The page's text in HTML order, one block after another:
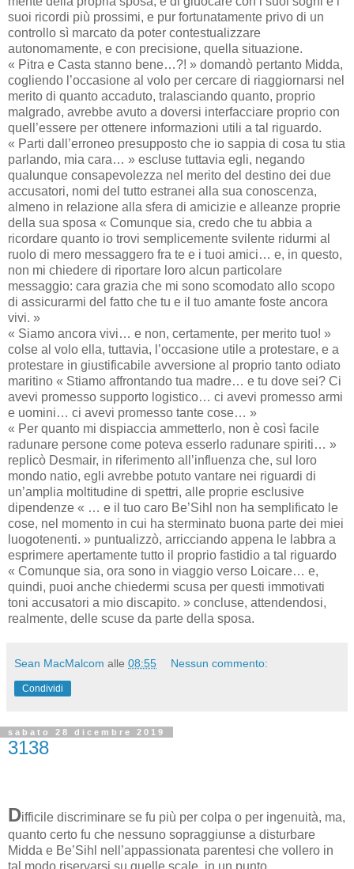
suoi ricordi più prossimi, e pur fortunatamente privo di un
controllo sì marcato da poter contestualizzare
autonomamente, e con precisione, quella situazione.
« Pitra e Casta stanno bene…?! » domandò pertanto Midda,
cogliendo l’occasione al volo per cercare di riaggiornarsi nel
merito di quanto accaduto, tralasciando quanto, proprio
malgrado, avrebbe avuto a doversi interfacciare proprio con
quell’essere per ottenere informazioni utili a tal riguardo.
« Parti dall’erroneo presupposto che io sappia di cosa tu stia
parlando, mia cara… » escluse tuttavia egli, negando
qualunque consapevolezza nel merito del destino dei due
accusatori, nomi del tutto estranei alla sua conoscenza,
almeno in relazione alla sfera di amicizie e alleanze proprie
della sua sposa « Comunque sia, credo che tu abbia a
ricordare quanto io trovi semplicemente svilente ridurmi al
ruolo di mero messaggero fra te e i tuoi amici… e, in questo,
non mi chiedere di riportare loro alcun particolare
messaggio: cara grazia che mi sono scomodato allo scopo
di assicurarmi del fatto che tu e il tuo amante foste ancora
vivi. »
« Siamo ancora vivi… e non, certamente, per merito tuo! »
colse al volo ella, tuttavia, l’occasione utile a protestare, e a
protestare in giustificabile avversione al proprio tanto odiato
maritino « Stiamo affrontando tua madre… e tu dove sei? Ci
avevi promesso supporto logistico… ci avevi promesso armi
e uomini… ci avevi promesso tante cose… »
« Per quanto mi dispiaccia ammetterlo, non è così facile
radunare persone come poteva esserlo radunare spiriti… »
replicò Desmair, in riferimento all’influenza che, sul loro
mondo natio, egli avrebbe potuto vantare nei riguardi di
un’amplia moltitudine di spettri, alle proprie esclusive
dipendenze « … e il tuo caro Be’Sihl non ha semplificato le
cose, nel momento in cui ha sterminato buona parte dei miei
luogotenenti. » puntualizzò, arricciando appena le labbra a
esprimere apertamente tutto il proprio fastidio a tal riguardo
« Comunque sia, ora sono in viaggio verso Loicare… e,
quindi, puoi anche chiedermi scusa per questi immotivati
toni accusatori a mio discapito. » concluse, attendendosi,
realmente, delle scuse da parte della sposa.
Sean MacMalcom alle 08:55 Nessun commento:
Condividi
sabato 28 dicembre 2019
3138
Difficile discriminare se fu più per colpa o per ingenuità, ma,
quanto certo fu che nessuno sopraggiunse a disturbare
Midda e Be’Sihl nell’appassionata parentesi che vollero in
tal modo riservarsi su quelle scale, in un punto